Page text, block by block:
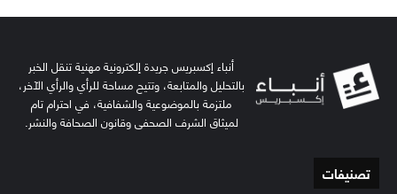
أنباء إكسبريس جريدة إلكترونية مهنية تنقل الخبر
بالتحليل والمتابعة، وتتيح مساحة للرأي والرأي الآخر،
ملتزمة بالموضوعية والشفافية، في احترام تام
لميثاق الشرف الصحفي وقانون الصحافة والنشر.
تصنيفات